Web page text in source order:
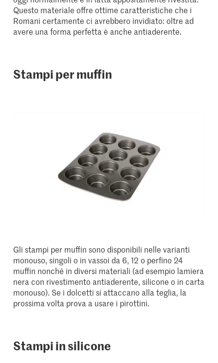
Questo materiale offre ottime caratteristiche che i
Romani certamente ci avrebbero invidiato: oltre ad
avere una forma perfetta è anche antiaderente.
Stampi per muffin
Gli stampi per muffin sono disponibili nelle varianti
monouso, singoli o in vassoi da 6, 12 o perfino 24
muffin nonché in diversi materiali (ad esempio lamiera
nera con rivestimento antiaderente, silicone o in carta
monouso). Se i dolcetti si attaccano alla teglia, la
prossima volta prova a usare i pirottini.
Stampi in silicone